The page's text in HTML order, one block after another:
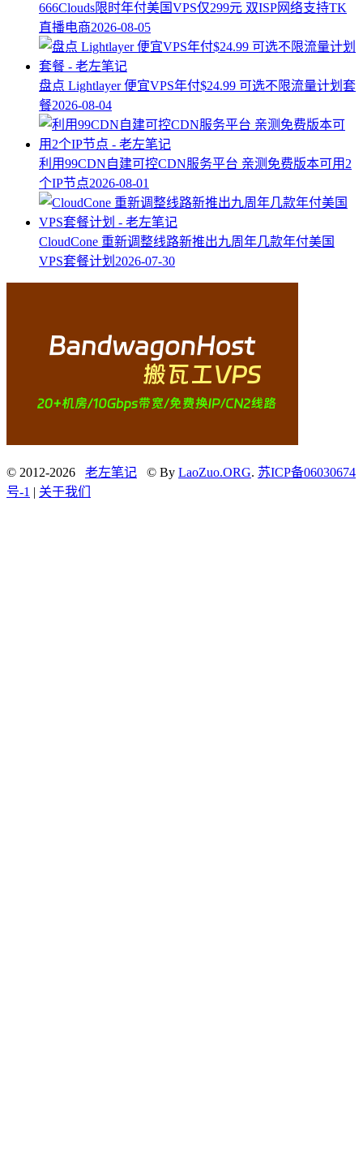
666Clouds限时年付美国VPS仅299元 双ISP网络支持TK
直播电商2026-08-05
盘点 Lightlayer 便宜VPS年付$24.99 可选不限流量计划套
餐2026-08-04
利用99CDN自建可控CDN服务平台 亲测免费版本可用2
个IP节点2026-08-01
CloudCone 重新调整线路新推出九周年几款年付美国
VPS套餐计划 2026-07-30
© 2012-2026 老左笔记 © By LaoZuo.ORG. 苏ICP备06030674
号-1 | 关于我们